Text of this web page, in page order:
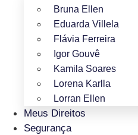
Bruna Ellen
Eduarda Villela
Flávia Ferreira
Igor Gouvê
Kamila Soares
Lorena Karlla
Lorran Ellen
Meus Direitos
Segurança